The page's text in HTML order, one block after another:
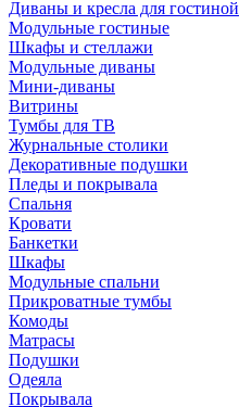
Диваны и кресла для гостиной
Модульные гостиные
Шкафы и стеллажи
Модульные диваны
Мини-диваны
Витрины
Тумбы для ТВ
Журнальные столики
Декоративные подушки
Пледы и покрывала
Спальня
Кровати
Банкетки
Шкафы
Модульные спальни
Прикроватные тумбы
Комоды
Матрасы
Подушки
Одеяла
Покрывала